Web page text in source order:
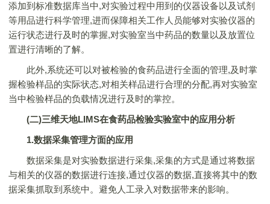
添加到标准数据库当中,对实验过程中用到的仪器设备以及试剂
等用品进行科学管理,进而保障相关工作人员能够对实验仪器的
运行状态进行及时的掌握,对实验室当中药品的数量以及放置位
置进行清晰的了解。
此外,系统还可以对被检验的食药品进行全面的管理,及时掌
握检验样品的实际状态,对相关样品进行合理的分配,再对实验室
当中检验样品的负载情况进行及时的掌控。
(二)三维天地LIMS在食药品检验实验室中的应用分析
1.数据采集管理方面的应用
数据采集是对实验数据进行采集,采集的方式是通过将数据
与相关的仪器的数据进行连接,通过仪器的数据,直接将其中的数
据采集抓取到系统中。避免人工录入对数据带来的影响。